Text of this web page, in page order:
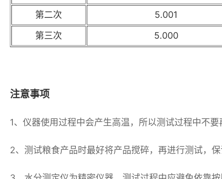
第二次
5.001
第三次
5.000
注意事项
1、仪器使用过程中会产生高温，所以测试过程中不
2、测试粮食产品时最好将产品搅碎，再进行测试，